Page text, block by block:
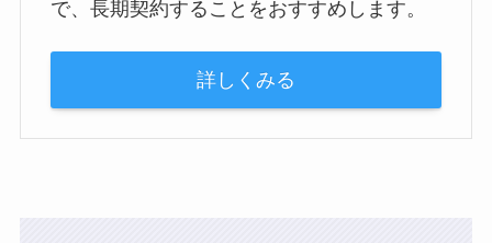
で、長期契約することをおすすめします。
詳しくみる